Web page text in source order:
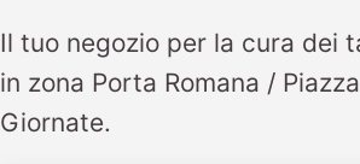
Il tuo negozio per la cura dei
in zona Porta Romana /
Giornate.